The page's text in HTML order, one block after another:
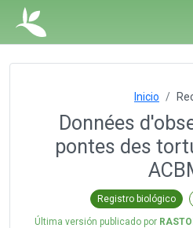
Inicio
Données
pontes des
Registro biológico
Última versión publicado por